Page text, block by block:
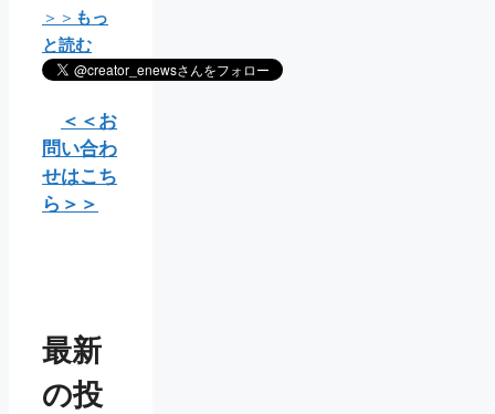
＞＞ もっ
と読む
＜＜お
問い合わ
せはこち
ら＞＞
最新
の投